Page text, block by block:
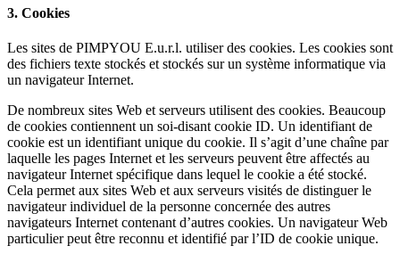
3. Cookies
Les sites de PIMPYOU E.u.r.l. utiliser des cookies. Les cookies sont
des fichiers texte stockés et stockés sur un système informatique via
un navigateur Internet.
De nombreux sites Web et serveurs utilisent des cookies. Beaucoup
de cookies contiennent un soi-disant cookie ID. Un identifiant de
cookie est un identifiant unique du cookie. Il s’agit d’une chaîne par
laquelle les pages Internet et les serveurs peuvent être affectés au
navigateur Internet spécifique dans lequel le cookie a été stocké.
Cela permet aux sites Web et aux serveurs visités de distinguer le
navigateur individuel de la personne concernée des autres
navigateurs Internet contenant d’autres cookies. Un navigateur Web
particulier peut être reconnu et identifié par l’ID de cookie unique.